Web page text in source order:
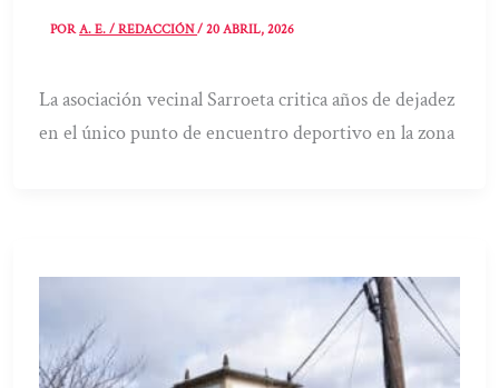
PORA. E. / REDACCIÓN/20 ABRIL, 2026
La asociación vecinal Sarroeta critica años de dejadez
en el único punto de encuentro deportivo en la zona